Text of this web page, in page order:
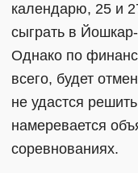
календарю, 25 и
сыграть в
Однако по
всего, будет
не удастся
намеревается
соревнованиях.